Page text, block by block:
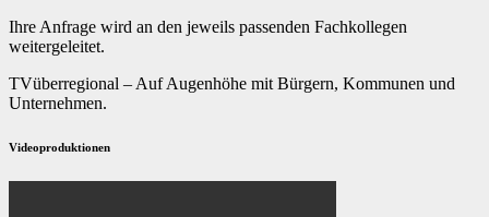
Ihre Anfrage wird an den jeweils passenden Fachkollegen
weitergeleitet.
TVüberregional – Auf Augenhöhe mit Bürgern, Kommunen und
Unternehmen.
Videoproduktionen